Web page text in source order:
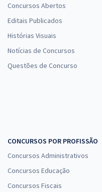
Concursos Abertos
Editais Publicados
Histórias Visuais
Notícias de Concursos
Questões de Concurso
CONCURSOS POR PROFISSÃO
Concursos Administrativos
Concursos Educação
Concursos Fiscais